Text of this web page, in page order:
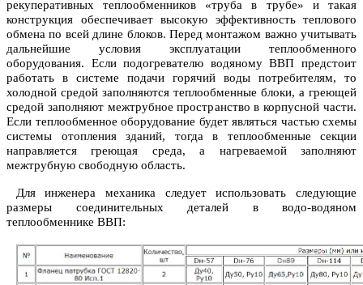
рекуперативных теплообменников «труба в трубе» и такая
конструкция обеспечивает высокую эффективность теплового
обмена по всей длине блоков. Перед монтажом важно учитывать
дальнейшие условия эксплуатации теплообменного
оборудования. Если подогревателю водяному ВВП предстоит
работать в системе подачи горячий воды потребителям, то
холодной средой заполняются теплообменные блоки, а греющей
средой заполняют межтрубное пространство в корпусной части.
Если теплообменное оборудование будет являться частью схемы
системы отопления зданий, тогда в теплообменные секции
направляется греющая среда, а нагреваемой заполняют
межтрубную свободную область.
Для инженера механика следует использовать следующие
размеры соединительных деталей в водо-водяном
теплообменнике ВВП: